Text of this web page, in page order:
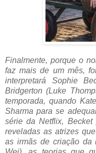
Finalmente, porque o
faz mais de um mês,
interpretará Sophie
Bridgerton (Luke
temporada, quando
Sharma para se
série da Netflix,
reveladas as atrizes
as irmãs de criação da